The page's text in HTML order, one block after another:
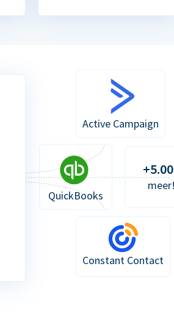
Active Campaign
QuickBooks
Constant Contact